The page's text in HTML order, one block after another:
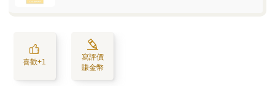
喜歡+1
寫評價
賺金幣